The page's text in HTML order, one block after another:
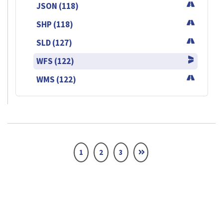
JSON (118)
SHP (118)
SLD (127)
WFS (122)
WMS (122)
1 2 3